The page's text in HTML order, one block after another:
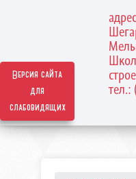
Версия сайта
для
слабовидящих
тел.: